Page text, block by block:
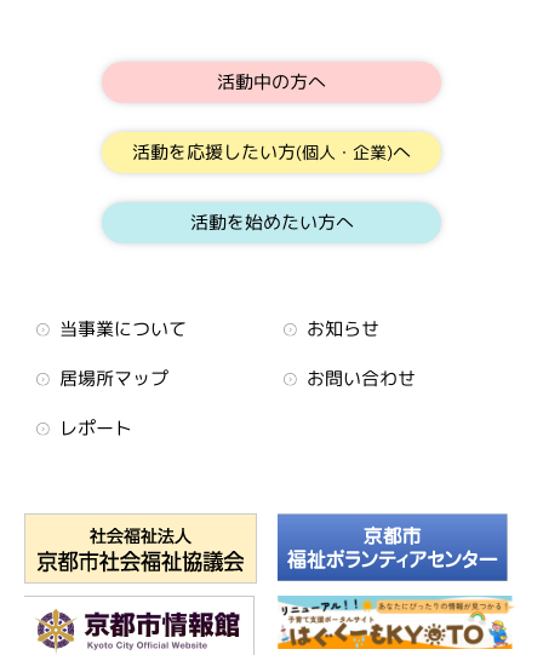
活動中の方へ
活動を応援したい方(個人・企業)へ
活動を始めたい方へ
当事業について
お知らせ
居場所マップ
お問い合わせ
レポート